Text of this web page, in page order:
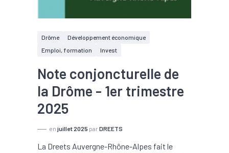
Drôme
Développement économique
Emploi, formation
Invest
Note conjoncturelle de
la Drôme - 1er trimestre
2025
en juillet 2025 par DREETS
La Dreets Auvergne-Rhône-Alpes fait le